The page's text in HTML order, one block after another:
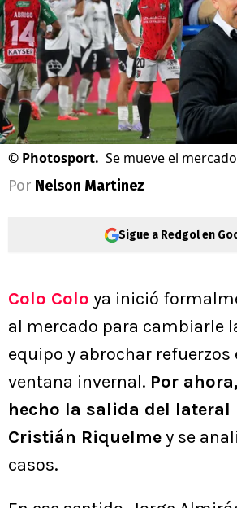
© Photosport. Se mueve el
Por Nelson Martinez
Sigue a Redgol en
Colo Colo ya inició
al mercado para cambiarle
equipo y abrochar refuerzos
ventana invernal. Por
hecho la salida del lateral
Cristián Riquelmey se
casos.